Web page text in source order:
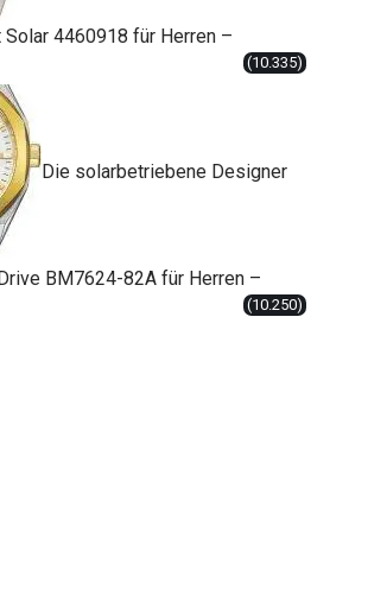
Solar 4460918 für Herren –
(10.335)
Die solarbetriebene Designer
BM7624-82A für Herren –
(10.250)